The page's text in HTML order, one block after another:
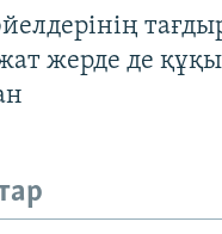
жерде де